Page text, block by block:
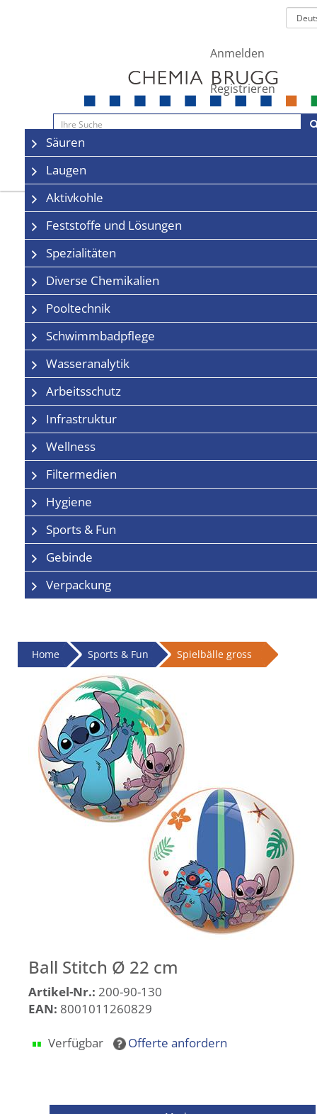
Anmelden
Registrieren
Navigation
Säuren
Laugen
Aktivkohle
Feststoffe und Lösungen
Spezialitäten
Diverse Chemikalien
Pooltechnik
Schwimmbadpflege
Wasseranalytik
Arbeitsschutz
Infrastruktur
Wellness
Filtermedien
Hygiene
Sports & Fun
Gebinde
Verpackung
Home Sports & Fun Spielbälle gross
Ball Stitch Ø 22 cm
Artikel-Nr.: 200-90-130
EAN: 8001011260829
Verfügbar Offerte anfordern